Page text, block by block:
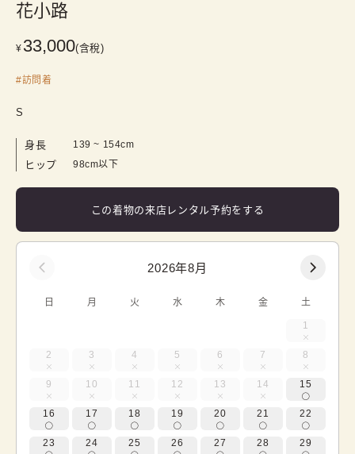
花小路
¥ 33,000(含稅)
#訪問着
S
身長 139 ~ 154cm
ヒップ 98cm以下
この着物の来店レンタル予約をする
2026年8月
日 月 火 水 木 金 土
1
2 3 4 5 6 7 8
9 10 11 12 13 14 15
16 17 18 19 20 21 22
23 24 25 26 27 28 29